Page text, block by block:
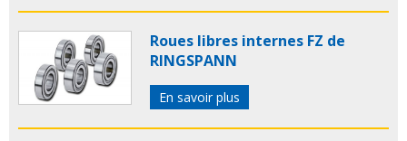
Roues libres internes FZ de
RINGSPANN
En savoir plus